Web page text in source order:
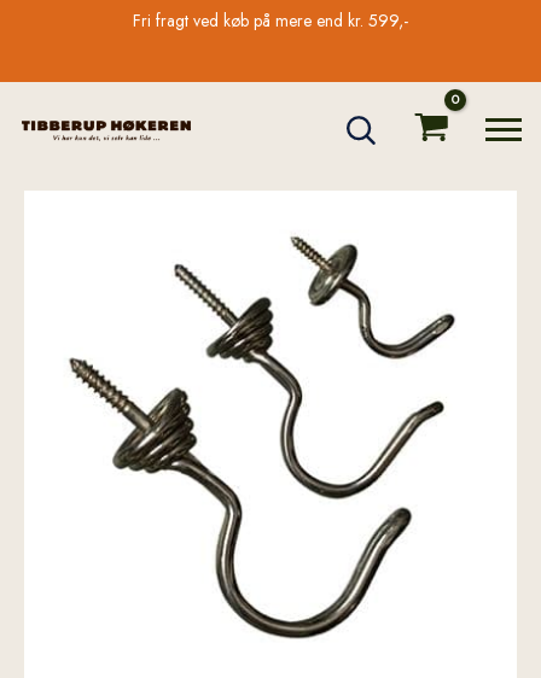
Fri fragt ved køb på mere end kr. 599,-